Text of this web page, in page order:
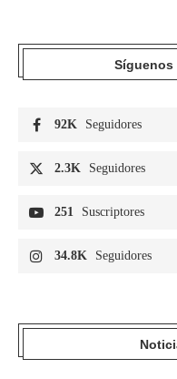
Síguenos
92K Seguidores
2.3K Seguidores
251 Suscriptores
34.8K Seguidores